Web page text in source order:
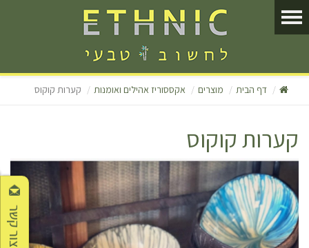
דף הבית מוצרים אקססוריז אהילים ואומנות קערות קוקוס
קערות קוקוס
צור קשר